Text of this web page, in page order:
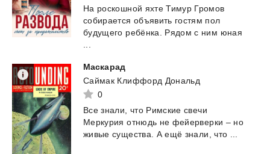
На роскошной яхте Тимур Громов
собирается объявить гостям пол
будущего ребёнка. Рядом с ним юная
Маскарад
Саймак Клиффорд Дональд
0
Все знали, что Римские свечи
Меркурия отнюдь не фейерверки – но
живые существа. А ещё знали, что